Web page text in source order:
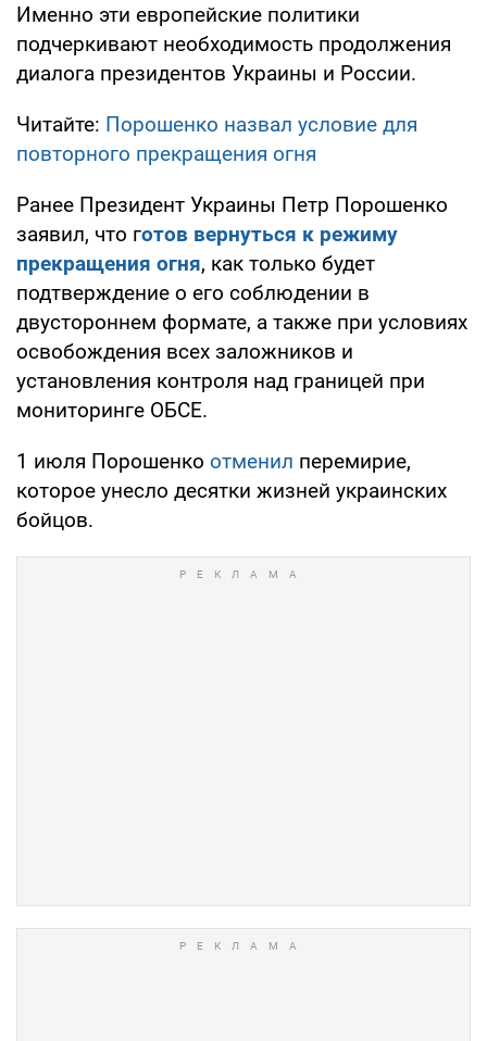
Именно эти европейские политики
подчеркивают необходимость продолжения
диалога президентов Украины и России.
Читайте: Порошенко назвал условие для
повторного прекращения огня
Ранее Президент Украины Петр Порошенко
заявил, что готов вернуться к режиму
прекращения огня, как только будет
подтверждение о его соблюдении в
двустороннем формате, а также при условиях
освобождения всех заложников и
установления контроля над границей при
мониторинге ОБСЕ.
1 июля Порошенко отменил перемирие,
которое унесло десятки жизней украинских
бойцов.